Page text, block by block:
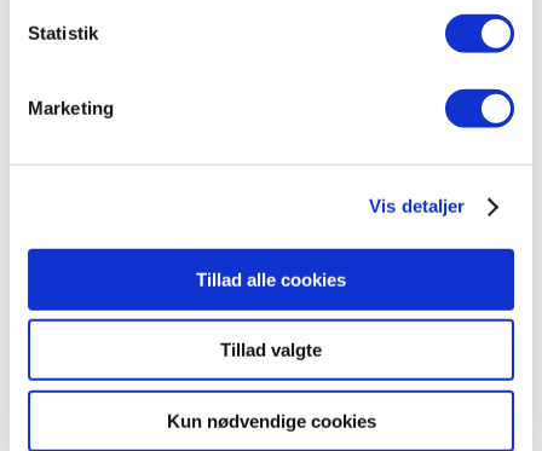
Statistik
Marketing
Vis detaljer
Tillad alle cookies
Tillad valgte
Kun nødvendige cookies
Stouby.nu
Privatlivspolitik
Tilmelding
Program sommerfest
2017